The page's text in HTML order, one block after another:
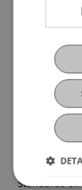
Kontext der
sowie mit
die Frage,
tatsächlich
gegenteilige
Verwirrung
Standards